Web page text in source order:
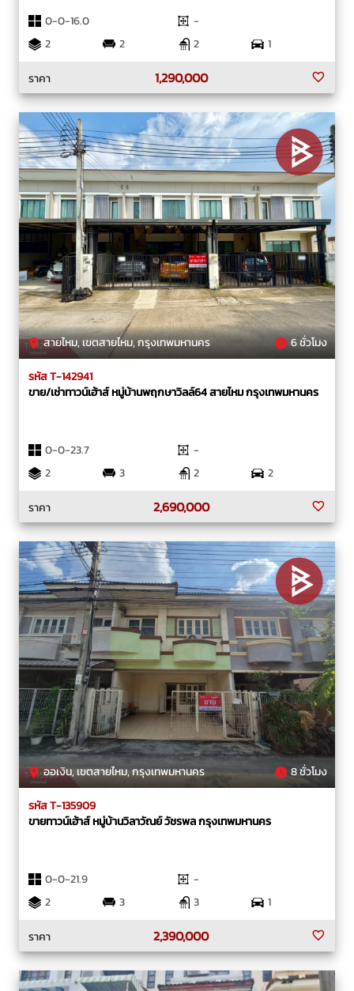
0-0-16.0
-
2
2 2
1
ราคา
1,290,000
สายไหม, เขตสายไหม, กรุงเทพมหานคร 6 ชั่วโมง
รหัส T-142941
ขาย/เช่าทาวน์เฮ้าส์ หมู่บ้านพฤกษาวิลล์64 สายไหม กรุงเทพมหานคร
0-0-23.7
-
2
3 2
2
ราคา
2,690,000
ออเงิน, เขตสายไหม, กรุงเทพมหานคร 8 ชั่วโมง
รหัส T-135909
ขายทาวน์เฮ้าส์ หมู่บ้านวิลาวัณย์ วัชรพล กรุงเทพมหานคร
0-0-21.9
-
2
3 3
1
ราคา
2,390,000